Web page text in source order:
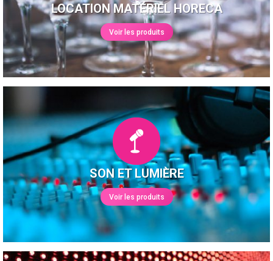
LOCATION MATÉRIEL HORECA
Voir les produits
SON ET LUMIÈRE
Voir les produits